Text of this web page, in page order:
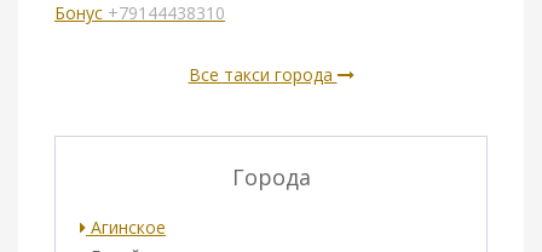
Бонус +79144438310
Все такси города
Города
Агинское